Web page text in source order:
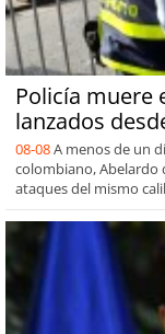
Policía muere
lanzados
08-08A menos de un
colombiano, Abelardo
ataques del mismo